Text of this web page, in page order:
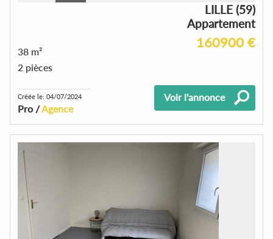
LILLE (59)
Appartement
160900 €
38 m²
2 pièces
Créée le: 04/07/2024
Pro /Agence
Voir l'annonce